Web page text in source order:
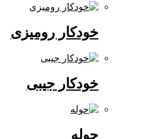
خودکار رومیزی
خودکار جیبی